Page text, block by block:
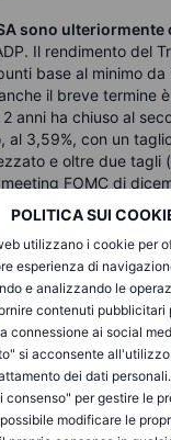
POLITICA SUI
utilizzano i cookie per
esperienza di
e analizzando le
contenuti pubblicitari
connessione ai social
si acconsente
dei dati
consenso" per gestire le
modificare le
sono ulteriormente
Il rendimento del
base al minimo da
il breve termine
anni ha chiuso al
al 3,59%, con un
e oltre due tagli
FOMC di
sono saliti
dati sui salari: il
di altri tre punti
e il 2 anni ha toccato
settimane, a 0,84%.
USA